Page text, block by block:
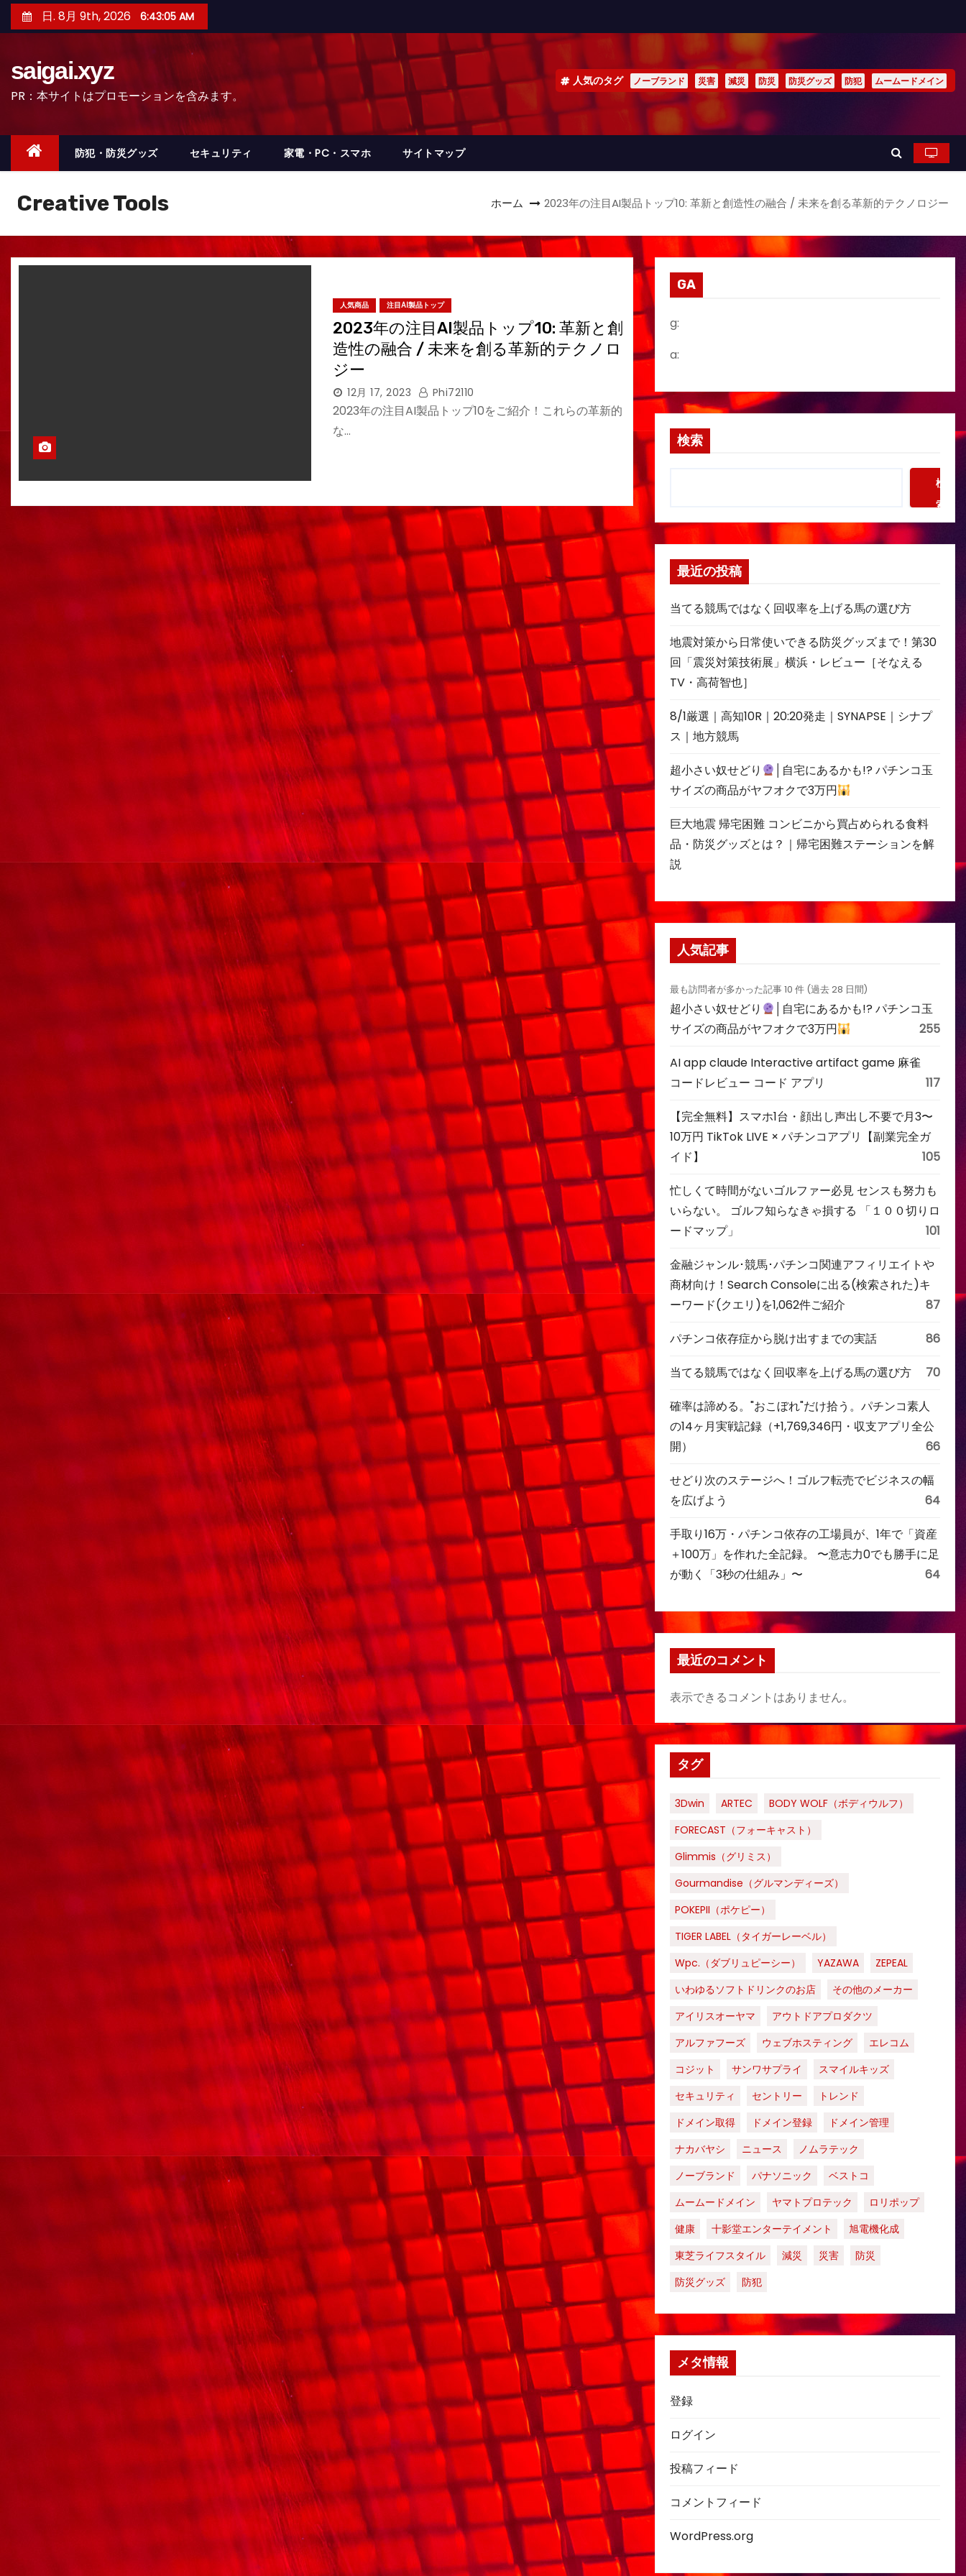
ン
ッ
日. 8月 9th, 2026 6:43:07 AM
saigai.xyz
PR：本サイトはプロモーションを含みます。
人気のタグ ノーブランド 災害 減災 防災 防災グッズ 防犯 ムームードメイン
防犯・防災グッズ セキュリティ 家電・PC・スマホ サイトマップ
Creative Tools ホーム 2023年の注目AI製品トップ10: 革新と創造性の融合 / 未来を創る革新的テクノロジー
人気商品 注目AI製品トップ
2023年の注目AI製品トップ10: 革新と創
造性の融合 / 未来を創る革新的テクノロ
ジー
12月 17, 2023 Phi72110
2023年の注目AI製品トップ10をご紹介！これらの革新的
な…
GA
g:
a:
検索
検
索
最近の投稿
当てる競馬ではなく回収率を上げる馬の選び方
地震対策から日常使いできる防災グッズまで！第30
回「震災対策技術展」横浜・レビュー［そなえる
TV・高荷智也］
8/1厳選｜高知10R｜20:20発走｜SYNAPSE｜シナプ
ス｜地方競馬
超小さい奴せどり
│自宅にあるかも!? パチンコ玉
サイズの商品がヤフオクで3万円
巨大地震 帰宅困難 コンビニから買占められる食料
品・防災グッズとは？｜帰宅困難ステーションを解
説
人気記事
最も訪問者が多かった記事 10 件 (過去 28 日間)
超小さい奴せどり
│自宅にあるかも!? パチンコ玉
サイズの商品がヤフオクで3万円
255
AI app claude Interactive artifact game 麻雀
コードレビュー コード アプリ
117
【完全無料】スマホ1台・顔出し声出し不要で月3〜
10万円 TikTok LIVE × パチンコアプリ【副業完全ガ
イド】
105
忙しくて時間がないゴルファー必見 センスも努力も
いらない。 ゴルフ知らなきゃ損する 「１００切りロ
ードマップ」
101
金融ジャンル･競馬･パチンコ関連アフィリエイトや
商材向け！Search Consoleに出る(検索された)キ
ーワード(クエリ)を1,062件ご紹介
87
パチンコ依存症から脱け出すまでの実話 86
当てる競馬ではなく回収率を上げる馬の選び方 70
確率は諦める。"おこぼれ"だけ拾う。パチンコ素人
の14ヶ月実戦記録（+1,769,346円・収支アプリ全公
開）
66
せどり次のステージへ！ゴルフ転売でビジネスの幅
を広げよう
64
手取り16万・パチンコ依存の工場員が、1年で「資産
＋100万」を作れた全記録。 〜意志力0でも勝手に足
が動く「3秒の仕組み」〜
64
最近のコメント
表示できるコメントはありません。
タグ
3Dwin ARTEC
BODY WOLF（ボディウルフ）
FORECAST（フォーキャスト）
Glimmis（グリミス）
Gourmandise（グルマンディーズ）
POKEPII（ポケピー）
TIGER LABEL（タイガーレーベル）
Wpc.（ダブリュピーシー）
YAZAWA
ZEPEAL
いわゆるソフトドリンクのお店
その他のメーカー
アイリスオーヤマ
アウトドアプロダクツ
アルファフーズ
ウェブホスティング
エレコム
コジット
サンワサプライ
スマイルキッズ
セキュリティ
セントリー
トレンド
ドメイン取得
ドメイン登録
ドメイン管理
ナカバヤシ
ニュース
ノムラテック
ノーブランド
パナソニック
ベストコ
ムームードメイン
ヤマトプロテック
ロリポップ
健康
十影堂エンターテイメント
旭電機化成
東芝ライフスタイル
減災 災害
防災
防災グッズ
防犯
メタ情報
登録
ログイン
投稿フィード
コメントフィード
WordPress.org